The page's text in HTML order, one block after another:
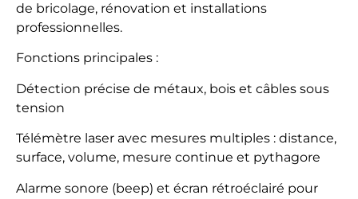
de bricolage, rénovation et installations
professionnelles.
Fonctions principales :
Détection précise de métaux, bois et câbles sous
tension
Télémètre laser avec mesures multiples : distance,
surface, volume, mesure continue et pythagore
Alarme sonore (beep) et écran rétroéclairé pour